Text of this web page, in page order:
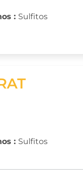
: Sulfitos
: Sulfitos